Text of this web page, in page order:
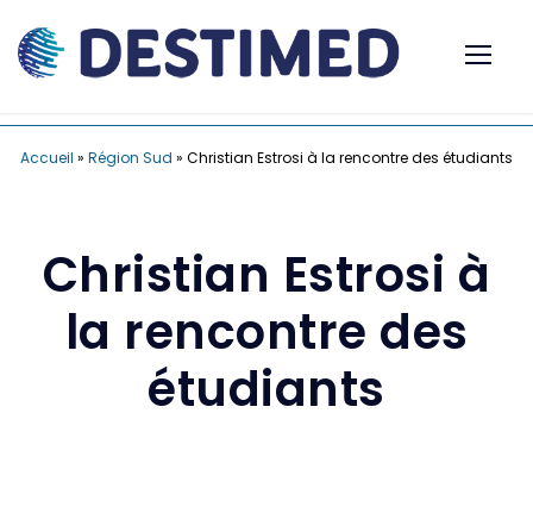
Accueil » Région Sud » Christian Estrosi à la rencontre des étudiants
Christian Estrosi à
la rencontre des
étudiants